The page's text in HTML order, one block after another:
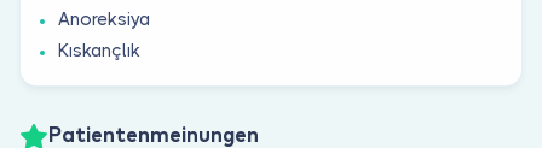
Anoreksiya
Kıskançlık
Patientenmeinungen